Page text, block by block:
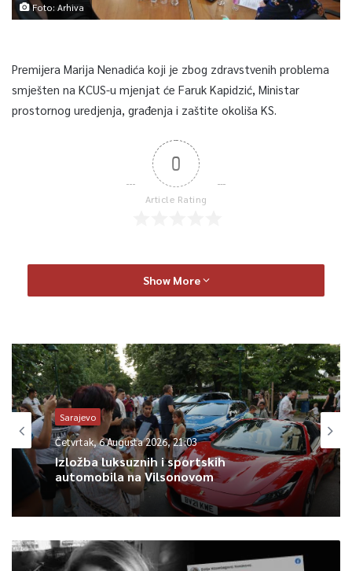
Foto: Arhiva
Premijera Marija Nenadića koji je zbog zdravstvenih problema
smješten na KCUS-u mjenjat će Faruk Kapidzić, Ministar
prostornog uredjenja, građenja i zaštite okoliša KS.
0
Article Rating
Show More
Sarajevo
Četvrtak, 6 Augusta 2026, 21:03
Izložba luksuznih i sportskih
automobila na Vilsonovom